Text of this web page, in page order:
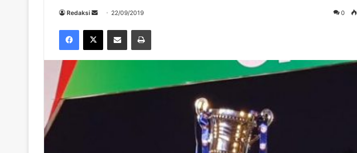
Redaksi
Send 22/09/2019 0
Facebook
X Share via Email Print